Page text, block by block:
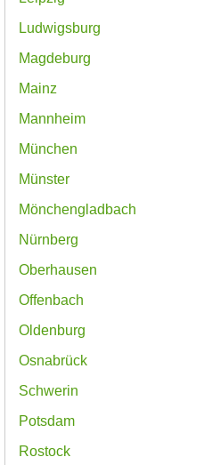
Ludwigsburg
Magdeburg
Mainz
Mannheim
München
Münster
Mönchengladbach
Nürnberg
Oberhausen
Offenbach
Oldenburg
Osnabrück
Schwerin
Potsdam
Rostock